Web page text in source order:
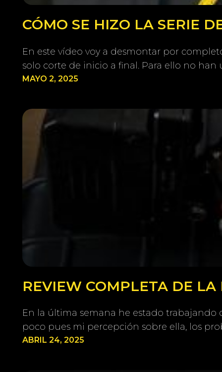
CÓMO SE HIZO LA SERIE
En este vídeo voy a desmontar por
solo corte de inicio a final. Para ello no han
MAYO 2, 2025
REVIEW COMPLETA DE LA
En la última semana he estado
poco pues mi percepción sobre ella, los
ABRIL 24, 2025